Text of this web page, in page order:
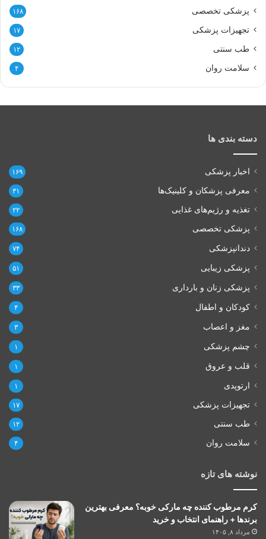
پزشکی تخصصی ۱۶۸
تجهیزات پزشکی ۱۷
طب سنتی ۱۲
سلامت روان ۴
دسته بندی ها
اخبار پزشکی ۱۶۹
معرفی پزشکان و کلینیک‌ها ۳۱
تغذیه و رژیم‌های غذایی ۲۲
پزشکی تخصصی ۱۶۸
دندانپزشکی ۷۴
پزشکی زیبایی ۵۱
پزشکی زنان و بارداری ۳۳
کودکان و اطفال ۴
مغز و اعصاب ۳
چشم پزشکی ۱
قلب و عروق ۱
ارتوپدی ۱
تجهیزات پزشکی ۱۷
طب سنتی ۱۲
سلامت روان ۴
نوشته های تازه
کرم مرطوب کننده چه مارکی خوبه؟ معرفی بهترین
برندها + راهنمای انتخاب و خرید
مرداد ۸, ۱۴۰۵